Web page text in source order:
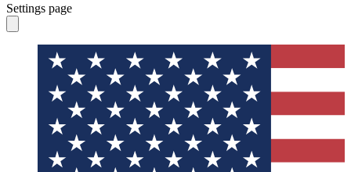
Settings page